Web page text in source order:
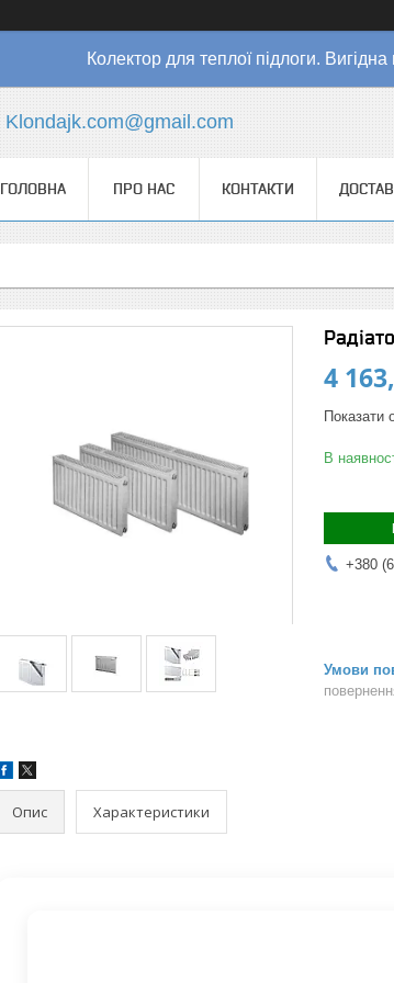
Колектор для теплої підлоги. Вигідна
Klondajk.com@gmail.com
ГОЛОВНА ПРО НАС КОНТАКТИ
4
Показати
В
+380
Опис Характеристики